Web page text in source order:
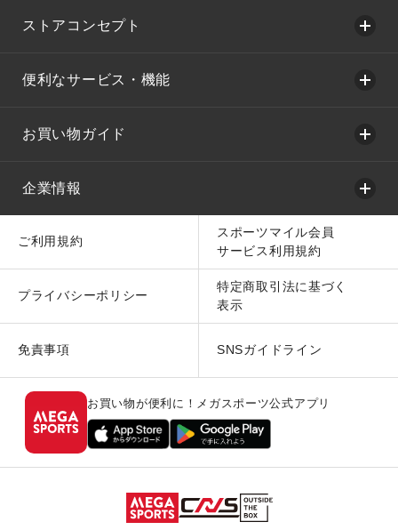
ストアコンセプト
便利なサービス・機能
お買い物ガイド
企業情報
ご利用規約
スポーツマイル会員
サービス利用規約
プライバシーポリシー
特定商取引法に基づく
表示
免責事項 SNSガイドライン
お買い物が便利に！メガスポーツ公式アプリ